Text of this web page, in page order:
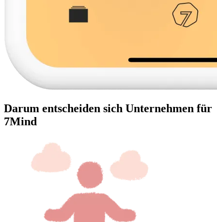
Darum entscheiden sich Unternehmen für
7Mind